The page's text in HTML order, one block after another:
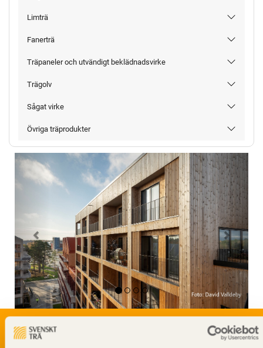
Limträ
Fanerträ
Träpaneler och utvändigt beklädnadsvirke
Trägolv
Sågat virke
Övriga träprodukter
Föregående Nästa